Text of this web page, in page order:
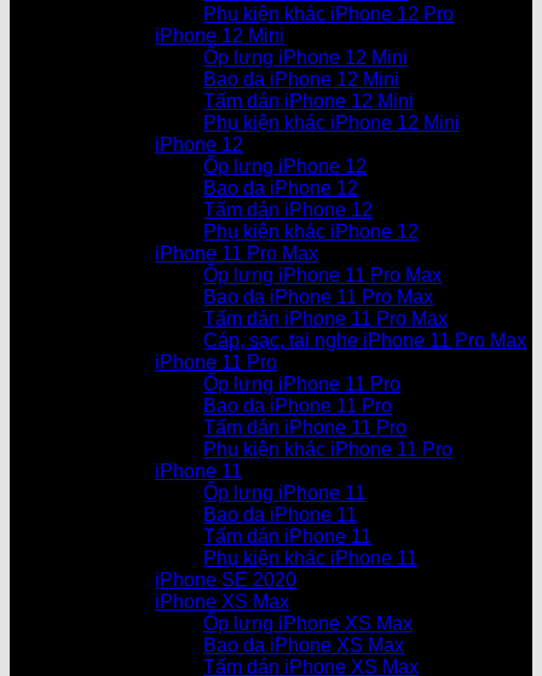
Phụ kiện khác iPhone 12 Pro
iPhone 12 Mini
Ốp lưng iPhone 12 Mini
Bao da iPhone 12 Mini
Tấm dán iPhone 12 Mini
Phụ kiện khác iPhone 12 Mini
iPhone 12
Ốp lưng iPhone 12
Bao da iPhone 12
Tấm dán iPhone 12
Phụ kiện khác iPhone 12
iPhone 11 Pro Max
Ốp lưng iPhone 11 Pro Max
Bao da iPhone 11 Pro Max
Tấm dán iPhone 11 Pro Max
Cáp, sạc, tai nghe iPhone 11 Pro Max
iPhone 11 Pro
Ốp lưng iPhone 11 Pro
Bao da iPhone 11 Pro
Tấm dán iPhone 11 Pro
Phụ kiện khác iPhone 11 Pro
iPhone 11
Ốp lưng iPhone 11
Bao da iPhone 11
Tấm dán iPhone 11
Phụ kiện khác iPhone 11
iPhone SE 2020
iPhone XS Max
Ốp lưng iPhone XS Max
Bao da iPhone XS Max
Tấm dán iPhone XS Max